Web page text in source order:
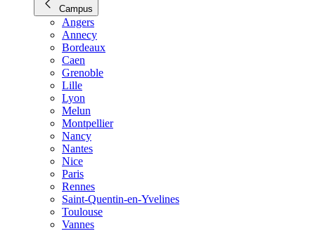
Campus
Angers
Annecy
Bordeaux
Caen
Grenoble
Lille
Lyon
Melun
Montpellier
Nancy
Nantes
Nice
Paris
Rennes
Saint-Quentin-en-Yvelines
Toulouse
Vannes